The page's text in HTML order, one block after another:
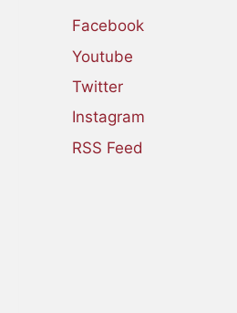
Facebook
Youtube
Twitter
Instagram
RSS Feed